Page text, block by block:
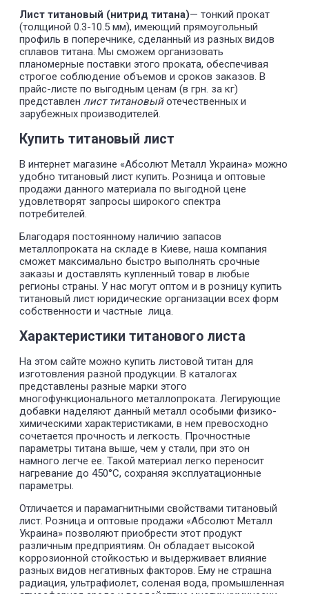
Лист титановый (нитрид титана)— тонкий прокат
(толщиной 0.3-10.5 мм), имеющий прямоугольный
профиль в поперечнике, сделанный из разных видов
сплавов титана. Мы сможем организовать
планомерные поставки этого проката, обеспечивая
строгое соблюдение объемов и сроков заказов. В
прайс-листе по выгодным ценам (в грн. за кг)
представлен лист титановыйотечественных и
зарубежных производителей.
Купить титановый лист
В интернет магазине «Абсолют Металл Украина» можно
удобно титановый лист купить. Розница и оптовые
продажи данного материала по выгодной цене
удовлетворят запросы широкого спектра
потребителей.
Благодаря постоянному наличию запасов
металлопроката на складе в Киеве, наша компания
сможет максимально быстро выполнять срочные
заказы и доставлять купленный товар в любые
регионы страны. У нас могут оптом и в розницу купить
титановый лист юридические организации всех форм
собственности и частные лица.
Характеристики титанового листа
На этом сайте можно купить листовой титан для
изготовления разной продукции. В каталогах
представлены разные марки этого
многофункционального металлопроката. Легирующие
добавки наделяют данный металл особыми физико-
химическими характеристиками, в нем превосходно
сочетается прочность и легкость. Прочностные
параметры титана выше, чем у стали, при это он
намного легче ее. Такой материал легко переносит
нагревание до 450°С, сохраняя эксплуатационные
параметры.
Отличается и парамагнитными свойствами титановый
лист. Розница и оптовые продажи «Абсолют Металл
Украина» позволяют приобрести этот продукт
различным предприятиям. Он обладает высокой
коррозионной стойкостью и выдерживает влияние
разных видов негативных факторов. Ему не страшна
радиация, ультрафиолет, соленая вода, промышленная